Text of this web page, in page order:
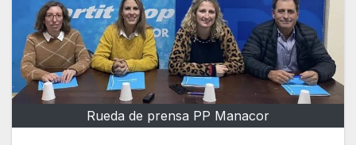
Rueda de prensa PP Manacor